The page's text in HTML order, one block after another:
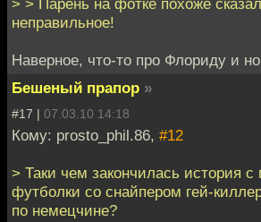
> > Парень на фотке похоже
неправильное!
Наверное, что-то про Флориду и
Бешеный прапор »
#17 | 07.03.10 14:18
Кому: prosto_phil.86, #12
> Таки чем закончилась история
футболки со снайпером гей-
по немецчине?